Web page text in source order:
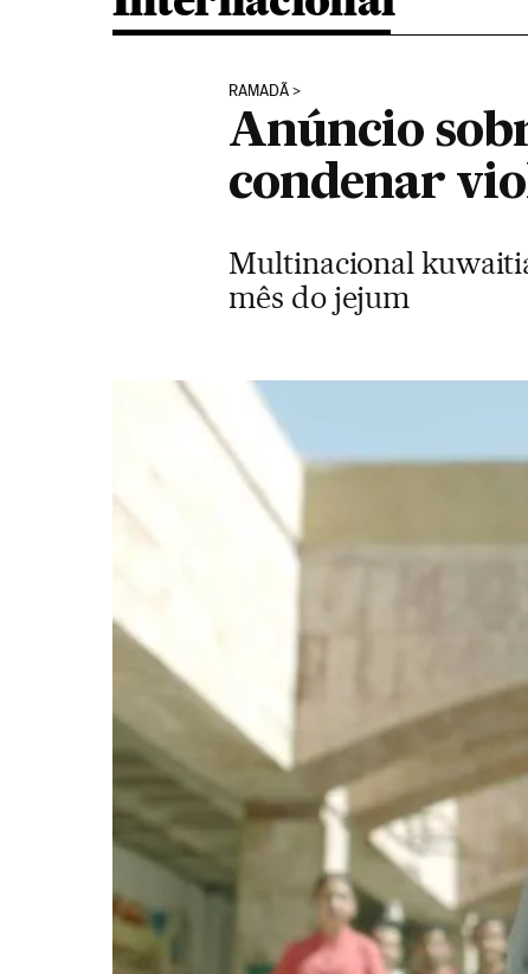
RAMADÃ
Anúncio
condenar
Multinacional
mês do jejum